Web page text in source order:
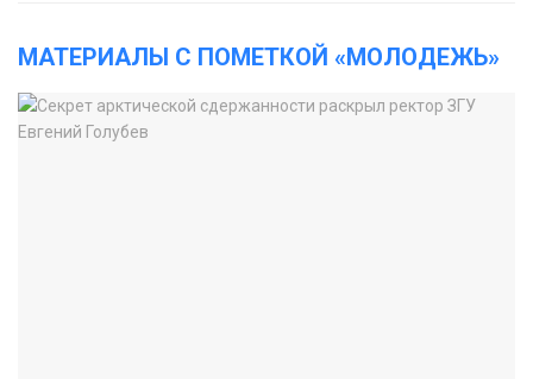
МАТЕРИАЛЫ С ПОМЕТКОЙ «МОЛОДЕЖЬ»